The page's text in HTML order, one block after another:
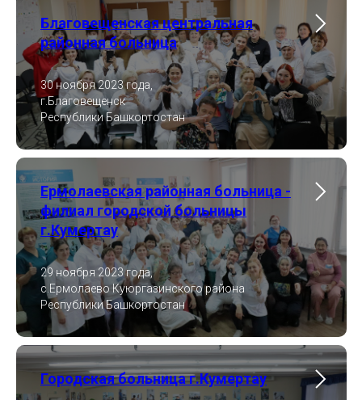
Благовещенская центральная
районная больница
30 ноября 2023 года,
г.Благовещенск
Республики Башкортостан
Ермолаевская районная больница -
филиал городской больницы
г.Кумертау
29 ноября 2023 года,
с.Ермолаево Куюргазинского района
Республики Башкортостан
Городская больница г.Кумертау